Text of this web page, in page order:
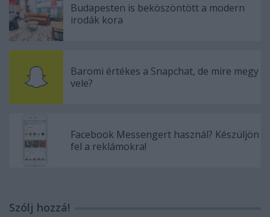
Budapesten is beköszöntött a modern
irodák kora
Baromi értékes a Snapchat, de mire megy
vele?
Facebook Messengert használ? Készüljön
fel a reklámokra!
Szólj hozzá!